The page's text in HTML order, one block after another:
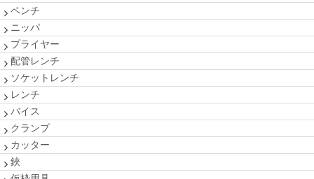
ペンチ
ニッパ
プライヤー
配管レンチ
ソケットレンチ
レンチ
バイス
クランプ
カッター
鋏